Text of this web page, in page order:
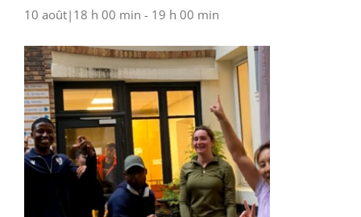
10 août|18 h 00 min - 19 h 00 min